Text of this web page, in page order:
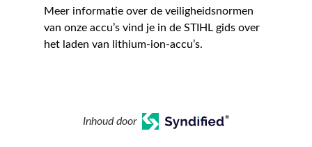
Meer informatie over de veiligheidsnormen
van onze accu’s vind je in de STIHL gids over
het laden van lithium-ion-accu’s.
Inhoud door